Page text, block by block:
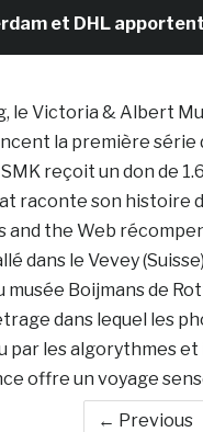
DHL apportent
le Victoria & Albert
la première
reçoit un don de
raconte son histoire
and the Web
dans le Vevey
Boijmans de
dans lequel les
par les algorythmes
offre un voyage
← Previous